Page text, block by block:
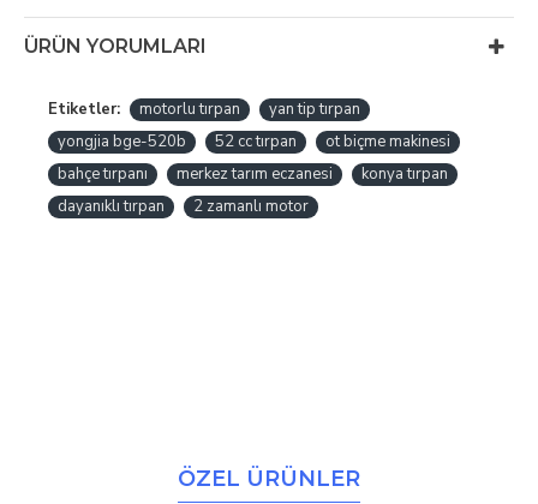
ÜRÜN YORUMLARI
Etiketler: motorlu tırpan
yan tip tırpan
yongjia bge-520b
52 cc tırpan
ot biçme makinesi
bahçe tırpanı
merkez tarım eczanesi
konya tırpan
dayanıklı tırpan
2 zamanlı motor
ÖZEL ÜRÜNLER